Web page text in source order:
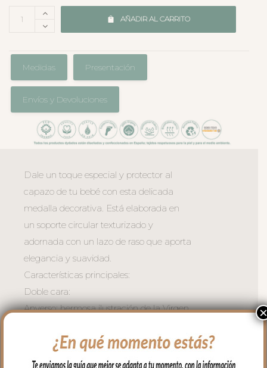
AÑADIR AL CARRITO
Medidas Presentación
Envíos y Devoluciones
Dale un toque especial y protector al
capazo de tu bebé con esta delicada
medalla decorativa. Está elaborada en
un soporte circular texturizado y
adornada con un lazo de raso que aporta
elegancia y suavidad.
Características principales:
Doble cara:
Anverso: hermosa ilustración de la Virgen
tonos suaves.
Reverso: incluye la oración Dios te salve
×